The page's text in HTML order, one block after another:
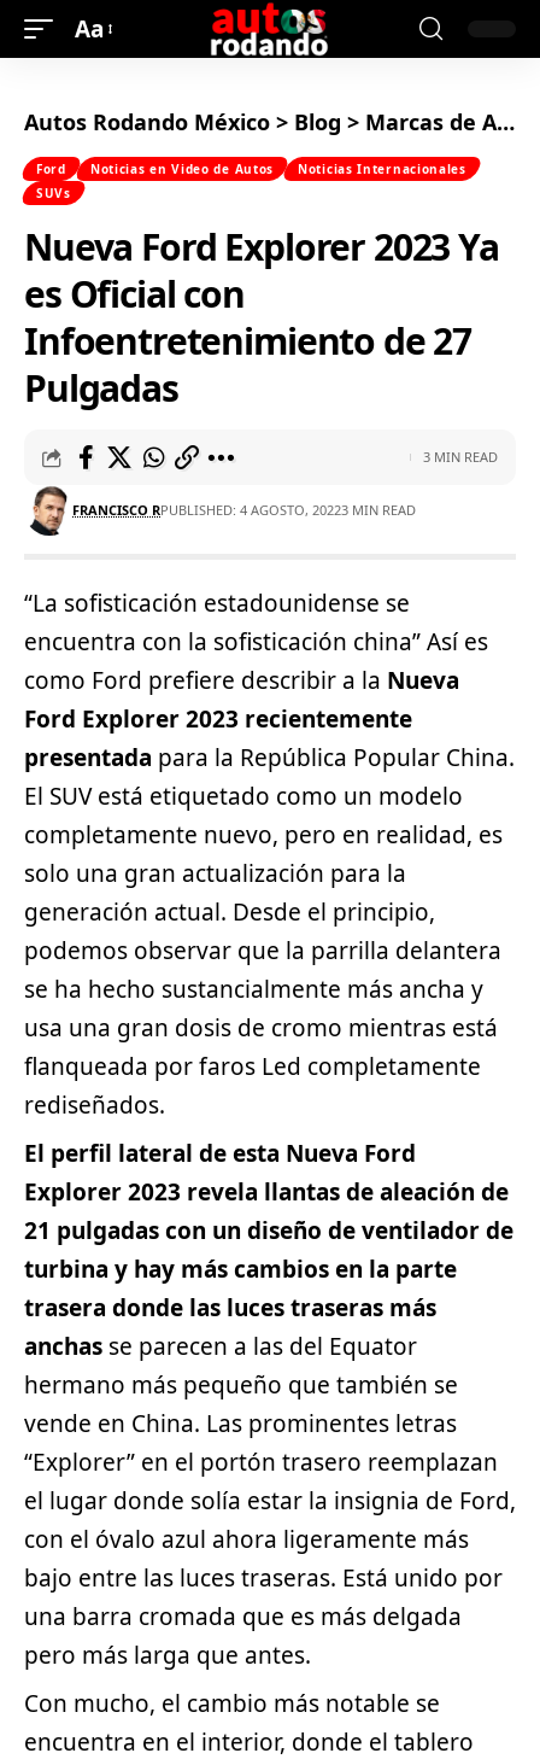
Aa
Autos Rodando México > Blog > Marcas de Autos
Ford Noticias en Video de Autos
Noticias Internacionales
SUVs
Nueva Ford Explorer 2023 Ya
es Oficial con
Infoentretenimiento de 27
Pulgadas
FRANCISCO RPUBLISHED: 4 AGOSTO, 20223 MIN READ
3 MIN READ
“La sofisticación estadounidense se
encuentra con la sofisticación china” Así es
como Ford prefiere describir a la Nueva
Ford Explorer 2023 recientemente
presentada para la República Popular China.
El SUV está etiquetado como un modelo
completamente nuevo, pero en realidad, es
solo una gran actualización para la
generación actual. Desde el principio,
podemos observar que la parrilla delantera
se ha hecho sustancialmente más ancha y
usa una gran dosis de cromo mientras está
flanqueada por faros Led completamente
rediseñados.
El perfil lateral de esta Nueva Ford
Explorer 2023 revela llantas de aleación de
21 pulgadas con un diseño de ventilador de
turbina y hay más cambios en la parte
trasera donde las luces traseras más
anchas se parecen a las del Equator
hermano más pequeño que también se
vende en China. Las prominentes letras
“Explorer” en el portón trasero reemplazan
el lugar donde solía estar la insignia de Ford,
con el óvalo azul ahora ligeramente más
bajo entre las luces traseras. Está unido por
una barra cromada que es más delgada
pero más larga que antes.
Con mucho, el cambio más notable se
encuentra en el interior, donde el tablero